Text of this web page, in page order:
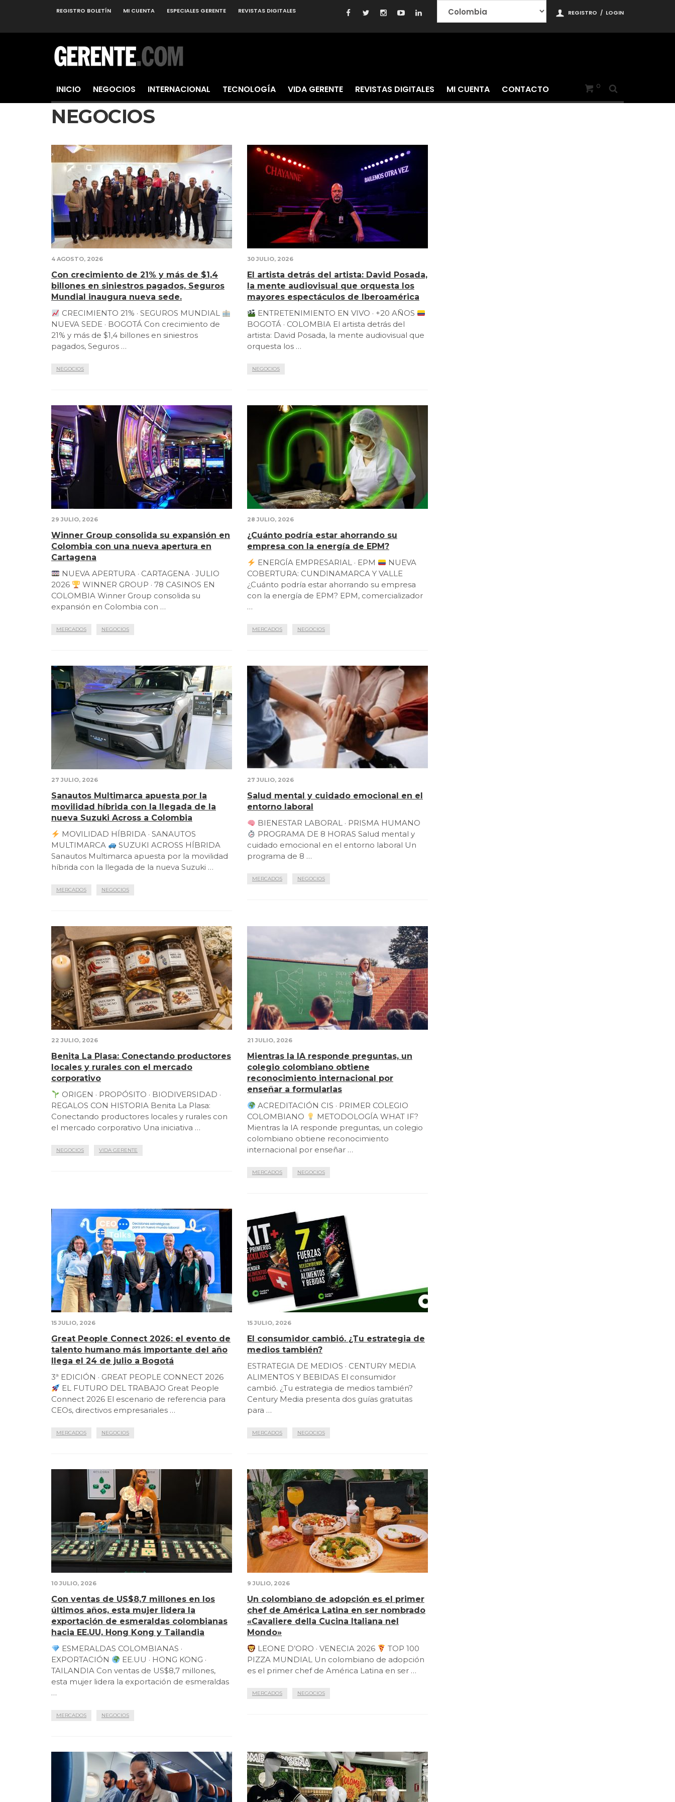
REGISTRO / LOGIN
REGISTRO BOLETÍN MI CUENTA ESPECIALES GERENTE REVISTAS DIGITALES
0
INICIO NEGOCIOS INTERNACIONAL TECNOLOGÍA VIDA GERENTE REVISTAS DIGITALES MI CUENTA CONTACTO
NEGOCIOS
4 AGOSTO, 2026
Con crecimiento de 21% y más de $1,4
billones en siniestros pagados, Seguros
Mundial inaugura nueva sede.
CRECIMIENTO 21% · SEGUROS MUNDIAL
NUEVA SEDE · BOGOTÁ Con crecimiento de
21% y más de $1,4 billones en siniestros
pagados, Seguros …
NEGOCIOS
30 JULIO, 2026
El artista detrás del artista: David Posada,
la mente audiovisual que orquesta los
mayores espectáculos de Iberoamérica
ENTRETENIMIENTO EN VIVO · +20 AÑOS
BOGOTÁ · COLOMBIA El artista detrás del
artista: David Posada, la mente audiovisual que
orquesta los …
NEGOCIOS
29 JULIO, 2026
Winner Group consolida su expansión en
Colombia con una nueva apertura en
Cartagena
NUEVA APERTURA · CARTAGENA · JULIO
2026
WINNER GROUP · 78 CASINOS EN
COLOMBIA Winner Group consolida su
expansión en Colombia con …
MERCADOS NEGOCIOS
28 JULIO, 2026
¿Cuánto podría estar ahorrando su
empresa con la energía de EPM?
ENERGÍA EMPRESARIAL · EPM
NUEVA
COBERTURA: CUNDINAMARCA Y VALLE
¿Cuánto podría estar ahorrando su empresa
con la energía de EPM? EPM, comercializador
…
MERCADOS NEGOCIOS
27 JULIO, 2026
Sanautos Multimarca apuesta por la
movilidad híbrida con la llegada de la
nueva Suzuki Across a Colombia
MOVILIDAD HÍBRIDA · SANAUTOS
MULTIMARCA
SUZUKI ACROSS HÍBRIDA
Sanautos Multimarca apuesta por la movilidad
híbrida con la llegada de la nueva Suzuki …
MERCADOS NEGOCIOS
27 JULIO, 2026
Salud mental y cuidado emocional en el
entorno laboral
BIENESTAR LABORAL · PRISMA HUMANO
PROGRAMA DE 8 HORAS Salud mental y
cuidado emocional en el entorno laboral Un
programa de 8 …
MERCADOS NEGOCIOS
22 JULIO, 2026
Benita La Plasa: Conectando productores
locales y rurales con el mercado
corporativo
ORIGEN · PROPÓSITO · BIODIVERSIDAD ·
REGALOS CON HISTORIA Benita La Plasa:
Conectando productores locales y rurales con
el mercado corporativo Una iniciativa …
NEGOCIOS VIDA GERENTE
21 JULIO, 2026
Mientras la IA responde preguntas, un
colegio colombiano obtiene
reconocimiento internacional por
enseñar a formularlas
ACREDITACIÓN CIS · PRIMER COLEGIO
COLOMBIANO
METODOLOGÍA WHAT IF?
Mientras la IA responde preguntas, un colegio
colombiano obtiene reconocimiento
internacional por enseñar …
MERCADOS NEGOCIOS
15 JULIO, 2026
Great People Connect 2026: el evento de
talento humano más importante del año
llega el 24 de julio a Bogotá
3ª EDICIÓN · GREAT PEOPLE CONNECT 2026
EL FUTURO DEL TRABAJO Great People
Connect 2026 El escenario de referencia para
CEOs, directivos empresariales …
MERCADOS NEGOCIOS
15 JULIO, 2026
El consumidor cambió. ¿Tu estrategia de
medios también?
ESTRATEGIA DE MEDIOS · CENTURY MEDIA
ALIMENTOS Y BEBIDAS El consumidor
cambió. ¿Tu estrategia de medios también?
Century Media presenta dos guías gratuitas
para …
MERCADOS NEGOCIOS
10 JULIO, 2026
Con ventas de US$8,7 millones en los
últimos años, esta mujer lidera la
exportación de esmeraldas colombianas
hacia EE.UU, Hong Kong y Tailandia
ESMERALDAS COLOMBIANAS ·
EXPORTACIÓN
EE.UU · HONG KONG ·
TAILANDIA Con ventas de US$8,7 millones,
esta mujer lidera la exportación de esmeraldas
…
MERCADOS NEGOCIOS
9 JULIO, 2026
Un colombiano de adopción es el primer
chef de América Latina en ser nombrado
«Cavaliere della Cucina Italiana nel
Mondo»
LEONE D’ORO · VENECIA 2026
TOP 100
PIZZA MUNDIAL Un colombiano de adopción
es el primer chef de América Latina en ser …
MERCADOS NEGOCIOS